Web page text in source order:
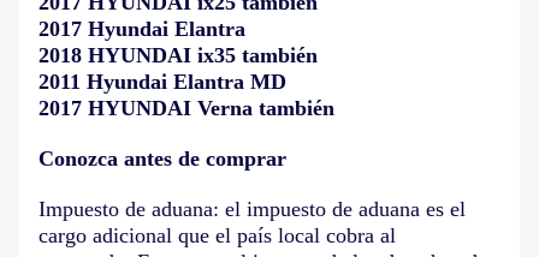
2017 Hyundai Elantra
2018 HYUNDAI ix35 también
2011 Hyundai Elantra MD
2017 HYUNDAI Verna también
Conozca antes de comprar
Impuesto de aduana: el impuesto de aduana es el
cargo adicional que el país local cobra al